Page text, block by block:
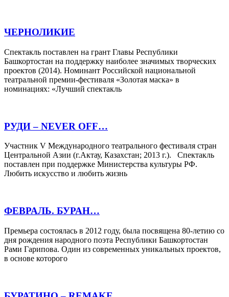
ЧЕРНОЛИКИЕ
Спектакль поставлен на грант Главы Республики
Башкортостан на поддержку наиболее значимых творческих
проектов (2014). Номинант Российской национальной
театральной премии-фестиваля «Золотая маска» в
номинациях: «Лучший спектакль
РУДИ – NEVER OFF…
Участник V Международного театрального фестиваля стран
Центральной Азии (г.Актау, Казахстан; 2013 г.). Спектакль
поставлен при поддержке Министерства культуры РФ.
Любить искусство и любить жизнь
ФЕВРАЛЬ. БУРАН…
Премьера состоялась в 2012 году, была посвящена 80-летию со
дня рождения народного поэта Республики Башкортостан
Рами Гарипова. Один из современных уникальных проектов,
в основе которого